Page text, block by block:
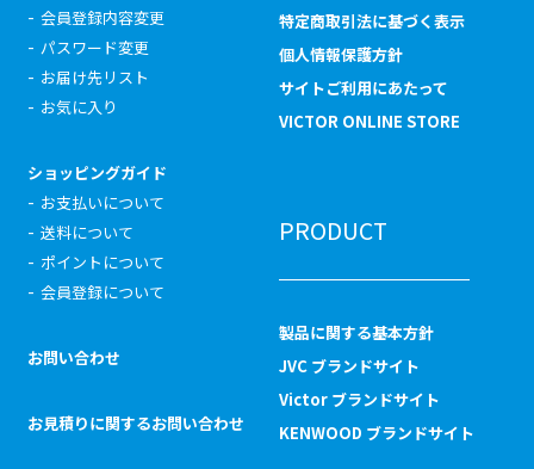
会員登録内容変更
パスワード変更
お届け先リスト
お気に入り
ショッピングガイド
お支払いについて
送料について
ポイントについて
会員登録について
お問い合わせ
お見積りに関するお問い合わせ
特定商取引法に基づく表示
個人情報保護方針
サイトご利用にあたって
VICTOR ONLINE STORE
PRODUCT
製品に関する基本方針
JVC ブランドサイト
Victor ブランドサイト
KENWOOD ブランドサイト